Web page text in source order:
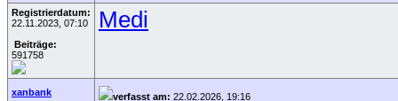
Registrierdatum:
22.11.2023, 07:10
Beiträge:
591758
Medi
xanbank verfasst am: 22.02.2026, 19:16